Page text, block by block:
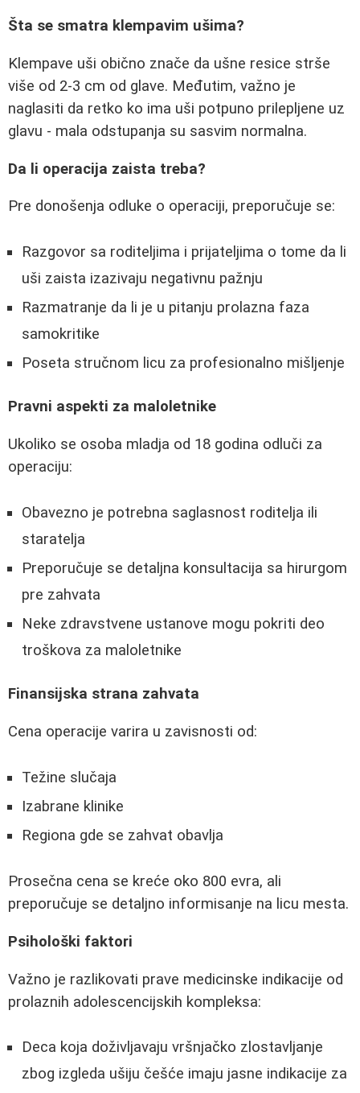
Šta se smatra klempavim ušima?
Klempave uši obično znače da ušne resice strše
više od 2-3 cm od glave. Međutim, važno je
naglasiti da retko ko ima uši potpuno prilepljene uz
glavu - mala odstupanja su sasvim normalna.
Da li operacija zaista treba?
Pre donošenja odluke o operaciji, preporučuje se:
Razgovor sa roditeljima i prijateljima o tome da li
uši zaista izazivaju negativnu pažnju
Razmatranje da li je u pitanju prolazna faza
samokritike
Poseta stručnom licu za profesionalno mišljenje
Pravni aspekti za maloletnike
Ukoliko se osoba mladja od 18 godina odluči za
operaciju:
Obavezno je potrebna saglasnost roditelja ili
staratelja
Preporučuje se detaljna konsultacija sa hirurgom
pre zahvata
Neke zdravstvene ustanove mogu pokriti deo
troškova za maloletnike
Finansijska strana zahvata
Cena operacije varira u zavisnosti od:
Težine slučaja
Izabrane klinike
Regiona gde se zahvat obavlja
Prosečna cena se kreće oko 800 evra, ali
preporučuje se detaljno informisanje na licu mesta.
Psihološki faktori
Važno je razlikovati prave medicinske indikacije od
prolaznih adolescencijskih kompleksa:
Deca koja doživljavaju vršnjačko zlostavljanje
zbog izgleda ušiju češće imaju jasne indikacije za